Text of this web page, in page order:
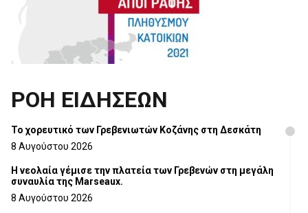
ΡΟΗ ΕΙΔΗΣΕΩΝ
Το χορευτικό των Γρεβενιωτών Κοζάνης στη Δεσκάτη
8 Αυγούστου 2026
Η νεολαία γέμισε την πλατεία των Γρεβενών στη μεγάλη
συναυλία της Marseaux.
8 Αυγούστου 2026